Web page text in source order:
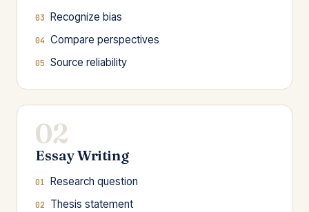
Recognize bias
Compare perspectives
Source reliability
02
Essay Writing
Research question
Thesis statement